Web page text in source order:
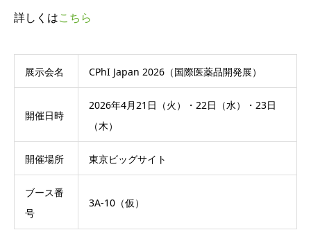
詳しくはこちら
展示会名 CPhI Japan 2026（国際医薬品開発展）
開催日時
2026年4月21日（火）・22日（水）・23日
（木）
開催場所 東京ビッグサイト
ブース番
号
3A-10（仮）